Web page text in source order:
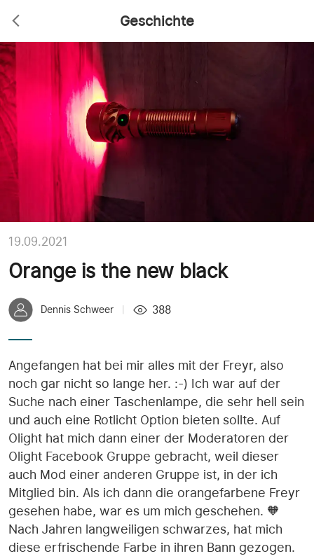
Geschichte
19.09.2021
Orange is the new black
Dennis Schweer 388
Angefangen hat bei mir alles mit der Freyr, also
noch gar nicht so lange her. :-) Ich war auf der
Suche nach einer Taschenlampe, die sehr hell sein
und auch eine Rotlicht Option bieten sollte. Auf
Olight hat mich dann einer der Moderatoren der
Olight Facebook Gruppe gebracht, weil dieser
auch Mod einer anderen Gruppe ist, in der ich
Mitglied bin. Als ich dann die orangefarbene Freyr
gesehen habe, war es um mich geschehen. 🧡
Nach Jahren langweiligen schwarzes, hat mich
diese erfrischende Farbe in ihren Bann gezogen.